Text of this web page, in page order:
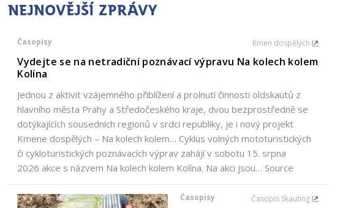
NEJNOVĚJŠÍ ZPRÁVY
Časopisy Kmen dospělých
Vydejte se na netradiční poznávací výpravu Na kolech kolem
Kolína
Jednou z aktivit vzájemného přiblížení a prolnutí činnosti oldskautů z
hlavního města Prahy a Středočeského kraje, dvou bezprostředně se
dotýkajících sousedních regionů v srdci republiky, je i nový projekt
Kmene dospělých – Na kolech kolem… Cyklus volných mototuristických
či cykloturistických poznávacích výprav zahájí v sobotu 15. srpna
2026 akce s názvem Na kolech kolem Kolína. Na akci jsou… Source
Časopisy Časopis Skauting